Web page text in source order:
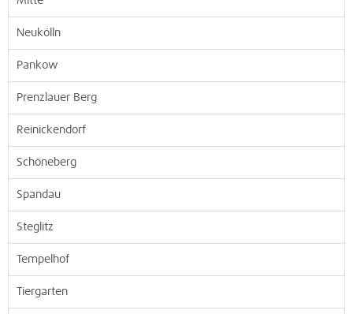
Neukölln
Pankow
Prenzlauer Berg
Reinickendorf
Schöneberg
Spandau
Steglitz
Tempelhof
Tiergarten